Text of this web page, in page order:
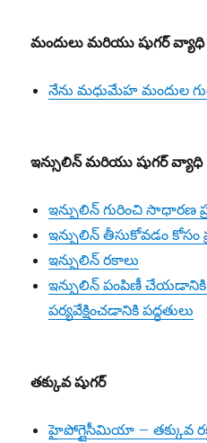
మందులు మరియు షుగర్ వ్యాధి
నేను మధుమేహ మందుల
ఇన్సులిన్ మరియు షుగర్ వ్యాధి
ఇన్సులిన్ గురించి సాధారణ
ఇన్సులిన్ తీసుకోవడం
ఇన్సులిన్ రకాలు
ఇన్సులిన్ పంపిణీ చేయడానికి
పర్యవేక్షించడానికి పద్ధతులు
తక్కువ షుగర్
హైపోగ్లైసీమియా – తక్కువ